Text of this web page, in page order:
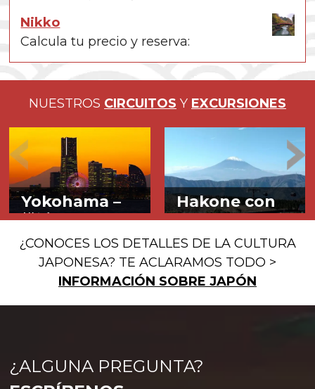
Nikko
Calcula tu precio y reserva:
NUESTROS CIRCUITOS Y EXCURSIONES
Yokohama –
横浜
El puerto del
futuro en la
segunda ciudad
Hakone con
Free Pass –箱
根
A los pies del
Monte Fuji
¿CONOCES LOS DETALLES DE LA CULTURA
JAPONESA? TE ACLARAMOS TODO >
INFORMACIÓN SOBRE JAPÓN
¿ALGUNA PREGUNTA?